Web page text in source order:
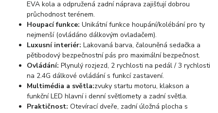
EVA kola a odpružená zadní náprava zajišťují dobrou
průchodnost terénem.
Houpací funkce: Unikátní funkce houpání/kolébání pro ty
nejmenší (ovládáno dálkovým ovladačem).
Luxusní interiér: Lakovaná barva, čalouněná sedačka a
pětibodový bezpečnostní pás pro maximální bezpečnost.
Ovládání: Plynulý rozjezd, 2 rychlosti na pedál / 3 rychlosti
na 2.4G dálkové ovládání s funkcí zastavení.
Multimédia a světla:zvuky startu motoru, klakson a
funkční LED hlavní i denní světlomety a zadní světla.
Praktičnost: Otevírací dveře, zadní úložná plocha s